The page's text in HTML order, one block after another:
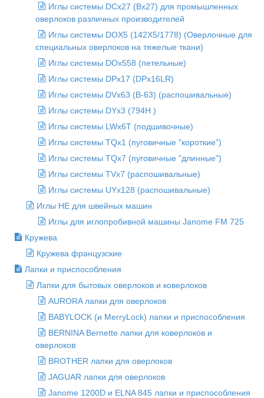
Иглы системы DCx27 (Bx27) для промышленных
оверлоков различных производителей
Иглы системы DOX5 (142X5/1778) (Оверлочные для
специальных оверлоков на тяжелые ткани)
Иглы системы DOx558 (петельные)
Иглы системы DPx17 (DPx16LR)
Иглы системы DVx63 (B-63) (распошивальные)
Иглы системы DYx3 (794H )
Иглы системы LWx6T (подшивочные)
Иглы системы TQx1 (пуговичные "короткие")
Иглы системы TQx7 (пуговичные "длинные")
Иглы системы TVx7 (распошивальные)
Иглы системы UYx128 (распошивальные)
Иглы НЕ для швейных машин
Иглы для иглопробивной машины Janome FM 725
Кружева
Кружева французские
Лапки и приспособления
Лапки для бытовых оверлоков и коверлоков
AURORA лапки для оверлоков
BABYLOCK (и MerryLock) лапки и приспособления
BERNINA Bernette лапки для коверлоков и
оверлоков
BROTHER лапки для оверлоков
JAGUAR лапки для оверлоков
Janome 1200D и ELNA 845 лапки и приспособления